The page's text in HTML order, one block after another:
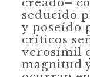
crea­do–
seducido
y poseído
críticos
verosímil
magni­tud